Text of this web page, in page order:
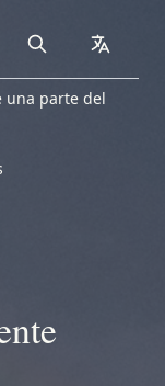
Search
una parte del